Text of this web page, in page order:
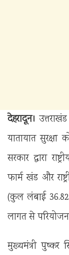
देहरादून।
यातायात
सरकार द्वारा
फार्म खंड और
(कुल लंबाई 36.82
लागत से
मुख्यमंत्री पुष्कर